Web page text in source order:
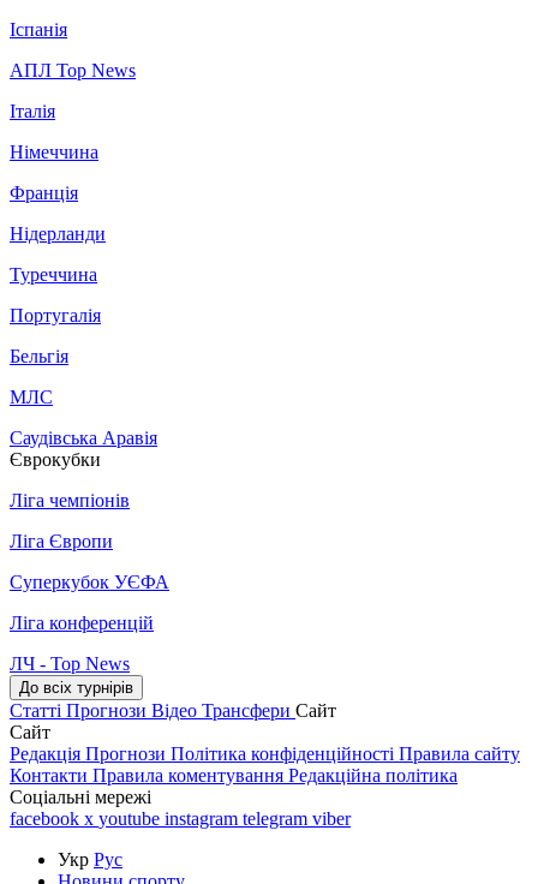
Іспанія
АПЛ Top News
Італія
Німеччина
Франція
Нідерланди
Туреччина
Португалія
Бельгія
МЛС
Саудівська Аравія
Єврокубки
Ліга чемпіонів
Ліга Європи
Суперкубок УЄФА
Ліга конференцій
ЛЧ - Top News
До всіх турнірів
Статті Прогнози Відео Трансфери Сайт
Сайт
Редакція Прогнози Політика конфіденційності Правила сайту
Контакти Правила коментування Редакційна політика
Соціальні мережі
facebook x youtube instagram telegram viber
Укр Рус